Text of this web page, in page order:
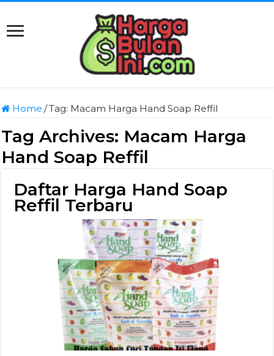
Home /Tag: Macam Harga Hand Soap Reffil
Tag Archives: Macam Harga
Hand Soap Reffil
Daftar Harga Hand Soap
Reffil Terbaru